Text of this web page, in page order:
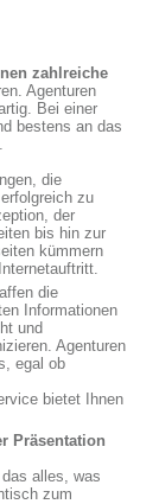
zahlreiche
Agenturen
Bei einer
bestens an das
die
zu
der
bis hin zur
kümmern
die
Informationen
und
Agenturen
egal ob
bietet Ihnen
Präsentation
alles, was
zum